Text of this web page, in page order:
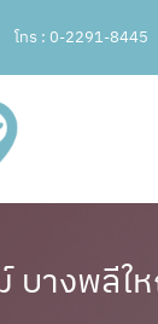
โทร : 0-2291-8445
บางพลีใ